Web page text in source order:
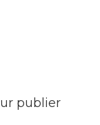
publier